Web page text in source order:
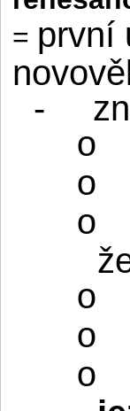
= první
-
o
o
o
o
o
o